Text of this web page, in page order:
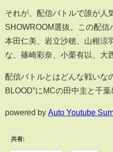
それが、配信バトルで誰が人
SHOWROOM選抜。この配
本田仁美、岩立沙穂、山根涼
な、篠崎彩奈、小栗有以、大
配信バトルとはどんな戦いな
BLOOD”にMCの田中圭と千葉
powered by Auto Youtube
共有: